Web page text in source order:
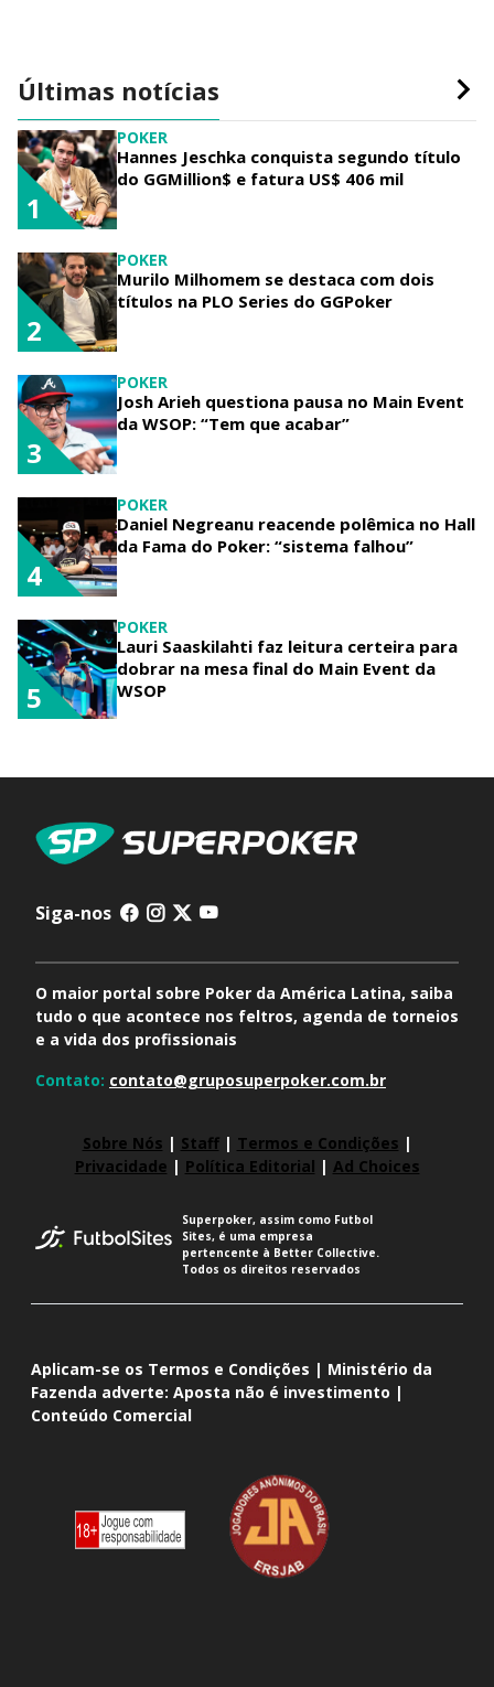
Últimas notícias
POKER
Hannes Jeschka conquista segundo título
do GGMillion$ e fatura US$ 406 mil
1
POKER
Murilo Milhomem se destaca com dois
títulos na PLO Series do GGPoker
2
POKER
Josh Arieh questiona pausa no Main Event
da WSOP: “Tem que acabar”
3
POKER
Daniel Negreanu reacende polêmica no Hall
da Fama do Poker: “sistema falhou”
4
POKER
Lauri Saaskilahti faz leitura certeira para
dobrar na mesa final do Main Event da
WSOP
5
Siga-nos
O maior portal sobre Poker da América Latina, saiba
tudo o que acontece nos feltros, agenda de torneios
e a vida dos profissionais
Contato: contato@gruposuperpoker.com.br
Sobre Nós | Staff| Termos e Condições |
Privacidade | Política Editorial | Ad Choices
Superpoker, assim como Futbol
Sites, é uma empresa
pertencente à Better Collective.
Todos os direitos reservados
Aplicam-se os Termos e Condições | Ministério da
Fazenda adverte: Aposta não é investimento |
Conteúdo Comercial